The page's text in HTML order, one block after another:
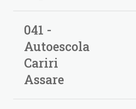
041 -
Autoescola
Cariri
Assare